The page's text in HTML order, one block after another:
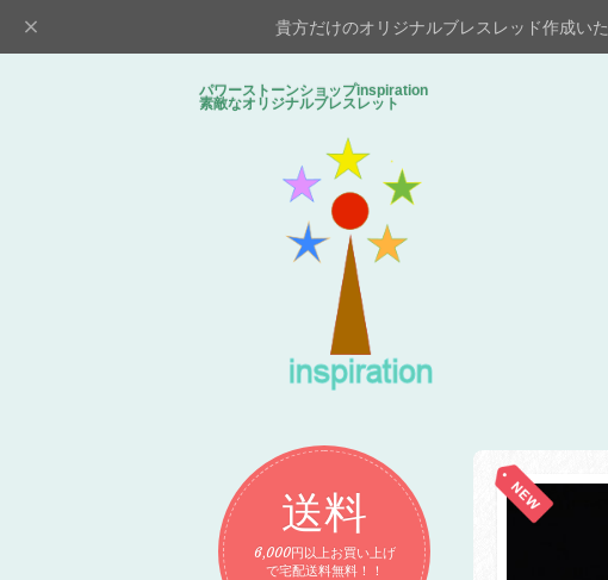
貴方だけのオリジナルブレスレッド作成い
パワーストーンショップinspiration
素敵なオリジナルブレスレット
送料
6,000円以上お買い上げ
で宅配送料無料！！